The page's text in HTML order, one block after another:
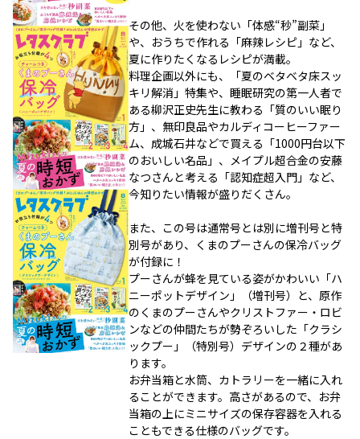
その他、火を使わない「体感“秒”副菜」
や、おうちで作れる「麻辣レシピ」など、
夏に作りたくなるレシピが満載。
料理企画以外にも、「夏のベタベタ床スッ
キリ解消」特集や、睡眠研究の第一人者で
ある柳沢正史先生に教わる「質のいい眠り
方」、無印良品やカルディコーヒーファー
ム、成城石井などで買える「1000円台以下
のおいしい名品」、メイプル超合金の安藤
なつさんと考える「認知症超入門」など、
今知りたい情報が盛りだくさん。
また、この号は通常号とは別に増刊号と特
別号があり、くまのプーさんの保冷バッグ
が付録に！
プーさんが蜂を見ている姿がかわいい「ハ
ニーポットデザイン」（増刊号）と、原作
のくまのプーさんやクリストファー・ロビ
ンなどの仲間たちが勢ぞろいした「クラシ
ックプー」（特別号）デザインの２種があ
ります。
お弁当箱と水筒、カトラリーを一緒に入れ
ることができます。高さがあるので、お弁
当箱の上にミニサイズの保存容器を入れる
こともできる仕様のバッグです。